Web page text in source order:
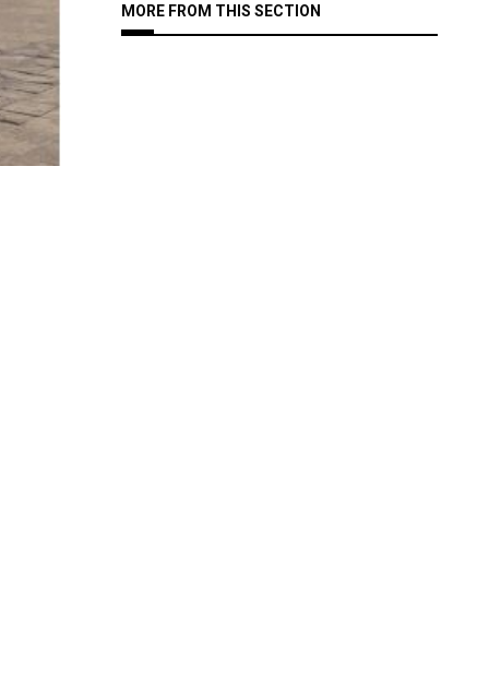
MORE FROM THIS SECTION